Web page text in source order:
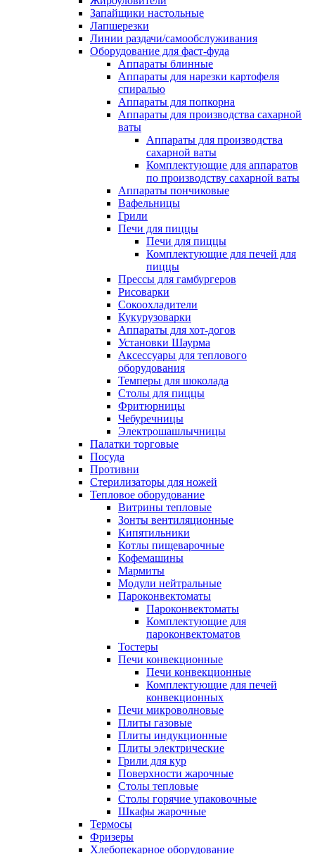
Запайщики настольные
Лапшерезки
Линии раздачи/самообслуживания
Оборудование для фаст-фуда
Аппараты блинные
Аппараты для нарезки картофеля
спиралью
Аппараты для попкорна
Аппараты для производства сахарной
ваты
Аппараты для производства
сахарной ваты
Комплектующие для аппаратов
по производству сахарной ваты
Аппараты пончиковые
Вафельницы
Грили
Печи для пиццы
Печи для пиццы
Комплектующие для печей для
пиццы
Прессы для гамбургеров
Рисоварки
Сокоохладители
Кукурузоварки
Аппараты для хот-догов
Установки Шаурма
Аксессуары для теплового
оборудования
Темперы для шоколада
Столы для пиццы
Фритюрницы
Чебуречницы
Электрошашлычницы
Палатки торговые
Посуда
Противни
Стерилизаторы для ножей
Тепловое оборудование
Витрины тепловые
Зонты вентиляционные
Кипятильники
Котлы пищеварочные
Кофемашины
Мармиты
Модули нейтральные
Пароконвектоматы
Пароконвектоматы
Комплектующие для
пароконвектоматов
Тостеры
Печи конвекционные
Печи конвекционные
Комплектующие для печей
конвекционных
Печи микроволновые
Плиты газовые
Плиты индукционные
Плиты электрические
Грили для кур
Поверхности жарочные
Столы тепловые
Столы горячие упаковочные
Шкафы жарочные
Термосы
Фризеры
Хлебопекарное оборудование